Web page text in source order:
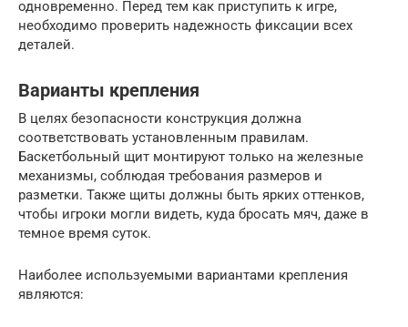
одновременно. Перед тем как приступить к игре,
необходимо проверить надежность фиксации всех
деталей.
Варианты крепления
В целях безопасности конструкция должна
соответствовать установленным правилам.
Баскетбольный щит монтируют только на железные
механизмы, соблюдая требования размеров и
разметки. Также щиты должны быть ярких оттенков,
чтобы игроки могли видеть, куда бросать мяч, даже в
темное время суток.
Наиболее используемыми вариантами крепления
являются: